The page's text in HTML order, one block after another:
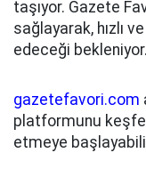
taşıyor. Gazete
sağlayarak, hızlı
edeceği bekleniyor.
gazetefavori.com
platformunu
etmeye